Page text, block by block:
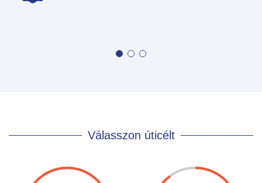
Válasszon úticélt